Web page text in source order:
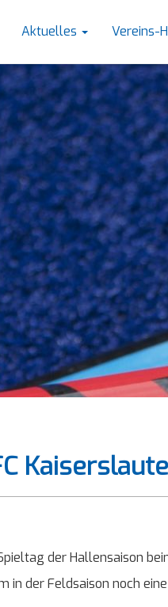
Aktuelles Vereins-
der Hallensaison
in der Feldsaison noch